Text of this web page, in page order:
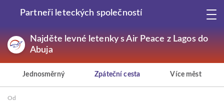
Partneři leteckých společností
Najděte levné letenky s Air Peace z Lagos do
Abuja
Jednosměrný Zpáteční cesta Více měst
Od